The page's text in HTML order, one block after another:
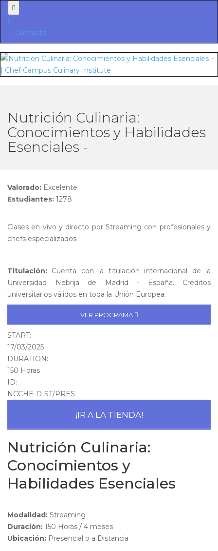
Menu
Contacto
Nutrición Culinaria:
Conocimientos y Habilidades
Esenciales -
Valorado: Excelente
Estudiantes: 1278
Clases en vivo y directo por Streaming con profesionales y
chefs especializados.
Titulación: Cuenta con la titulación internacional de la
Universidad Nebrija de Madrid - España. Créditos
universitarios válidos en toda la Unión Europea.
VER PROGRAMA
START:
17/03/2025
DURATION:
150 Horas
ID:
NCCHE-DIST/PRES
¡IR A LA TIENDA!
Nutrición Culinaria:
Conocimientos y
Habilidades Esenciales
Modalidad: Streaming
Duración: 150 Horas / 4 meses
Ubicación: Presencial o a Distancia